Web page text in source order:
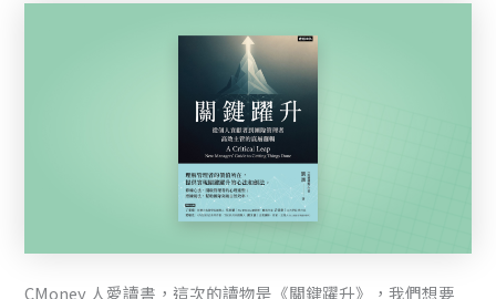
CMoney 人愛讀書，這次的讀物是《關鍵躍升》，我們想要